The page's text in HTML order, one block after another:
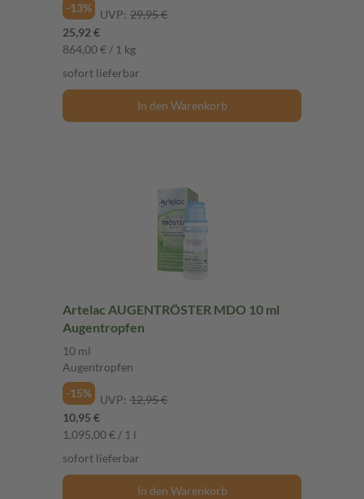
-13%
UVP: 29,95 €
25,92 €
864,00 € / 1 kg
sofort lieferbar
In den Warenkorb
Artelac AUGENTRÖSTER MDO 10 ml
Augentropfen
10 ml
Augentropfen
-15%
UVP: 12,95 €
10,95 €
1.095,00 € / 1 l
sofort lieferbar
In den Warenkorb